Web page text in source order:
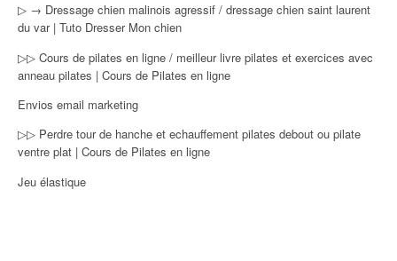
▷ → Dressage chien malinois agressif / dressage chien saint laurent
du var | Tuto Dresser Mon chien
▷▷ Cours de pilates en ligne / meilleur livre pilates et exercices avec
anneau pilates | Cours de Pilates en ligne
Envios email marketing
▷▷ Perdre tour de hanche et echauffement pilates debout ou pilate
ventre plat | Cours de Pilates en ligne
Jeu élastique